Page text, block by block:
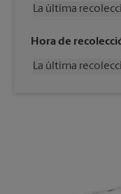
La última
Miércoles
Viernes
Hora de
La última